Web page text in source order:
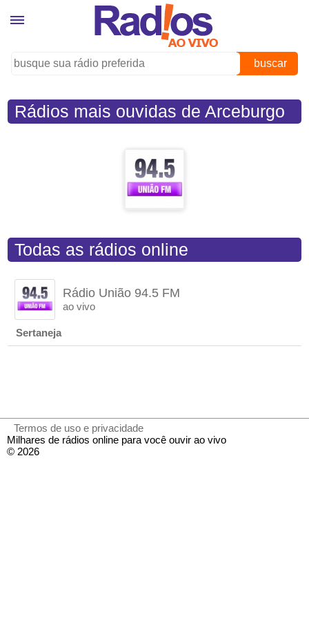
buscar
Rádios mais ouvidas de Arceburgo
Todas as rádios online
Rádio União 94.5 FM
ao vivo
Sertaneja
Termos de uso e privacidade
Milhares de rádios online para você ouvir ao vivo
© 2026